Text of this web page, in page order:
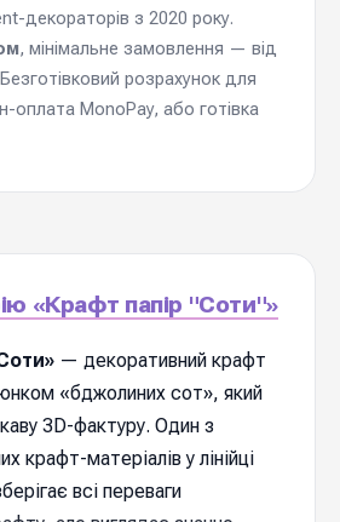
декораторів з 2020 року.
, мінімальне замовлення — від
розрахунок для
MonoPay, або готівка
«Крафт папір "Соти"»
— декоративний крафт
«бджолиних сот», який
3D-фактуру. Один з
крафт-матеріалів у лінійці
всі переваги